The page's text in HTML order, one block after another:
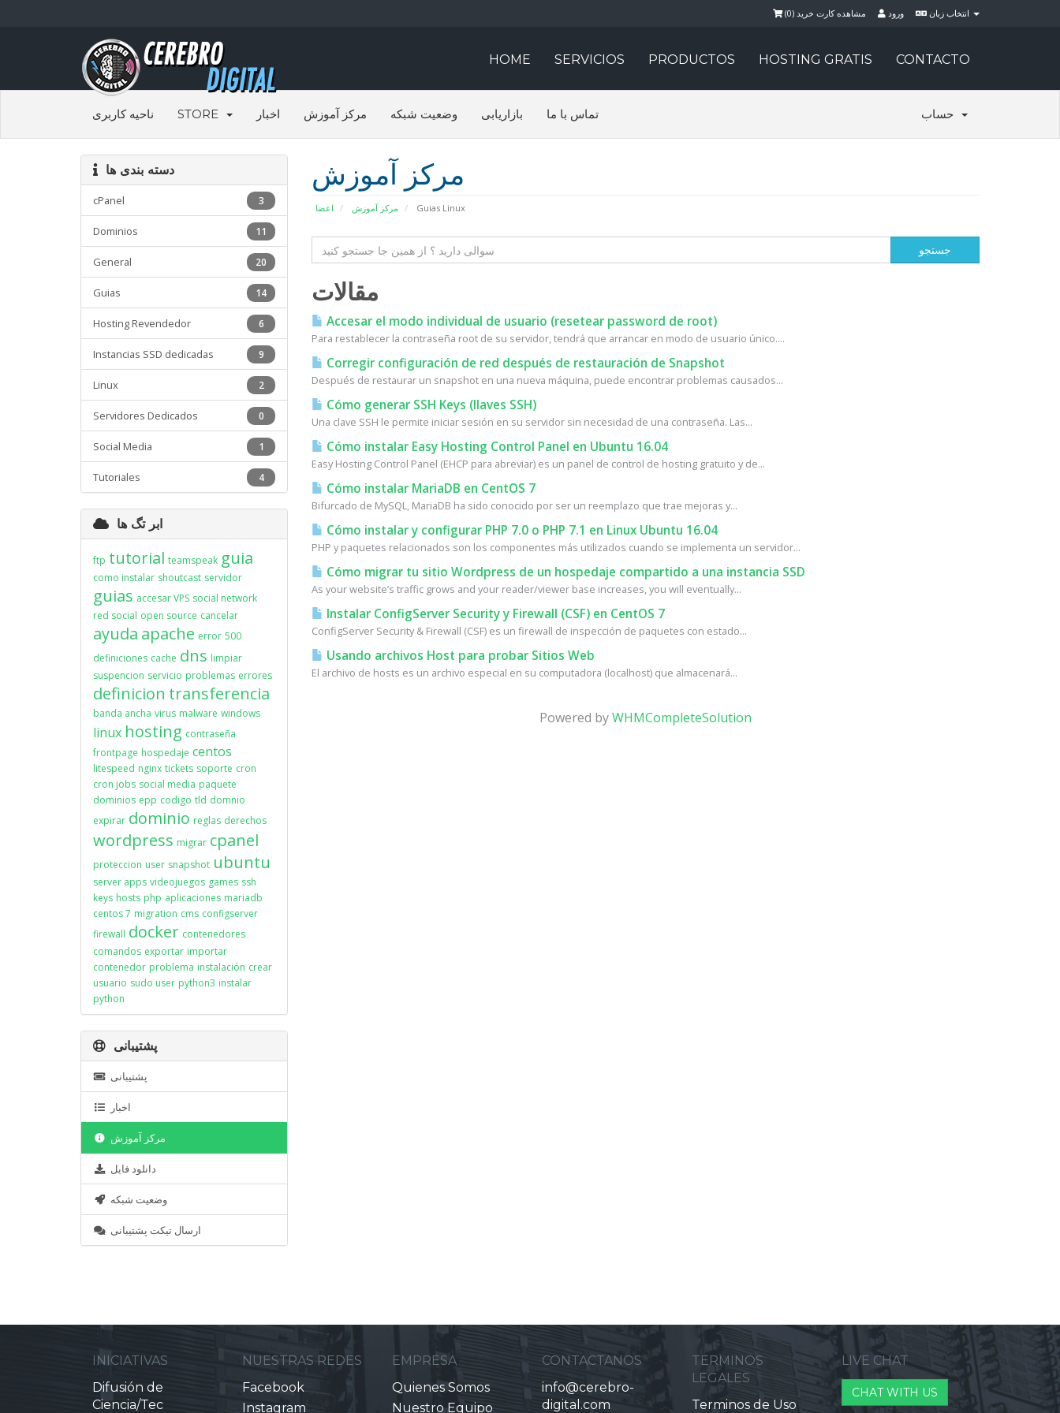
ورود مشاهده کارت خرید (0
)
HOME SERVICIOS PRODUCTOS HOSTING GRATIS CONTACTO
ناحیه کاربری STORE اخبار مرکز آموزش وضعیت شبکه بازاریابی تماس با ما
مرکز آموزش
اعضا مرکز آموزش Guias Linux
دسته بندی ها
3
cPanel
11
Dominios
20
General
14
Guias
6
Hosting Revendedor
9
Instancias SSD dedicadas
2
Linux
0
Servidores Dedicados
1
Social Media
4
Tutoriales
مقالات
Accesar el modo individual de usuario (resetear password de root)
Para restablecer la contraseña root de su servidor, tendrá que arrancar en modo de usuario único....
Corregir configuración de red después de restauración de Snapshot
Después de restaurar un snapshot en una nueva máquina, puede encontrar problemas causados...
Cómo generar SSH Keys (llaves SSH)
Una clave SSH le permite iniciar sesión en su servidor sin necesidad de una contraseña. Las...
Cómo instalar Easy Hosting Control Panel en Ubuntu 16.04
Easy Hosting Control Panel (EHCP para abreviar) es un panel de control de hosting gratuito y de...
Cómo instalar MariaDB en CentOS 7
Bifurcado de MySQL, MariaDB ha sido conocido por ser un reemplazo que trae mejoras y...
Cómo instalar y configurar PHP 7.0 o PHP 7.1 en Linux Ubuntu 16.04
PHP y paquetes relacionados son los componentes más utilizados cuando se implementa un servidor...
Cómo migrar tu sitio Wordpress de un hospedaje compartido a una instancia SSD
As your website’s traffic grows and your reader/viewer base increases, you will eventually...
Instalar ConfigServer Security y Firewall (CSF) en CentOS 7
ConfigServer Security & Firewall (CSF) es un firewall de inspección de paquetes con estado...
Usando archivos Host para probar Sitios Web
El archivo de hosts es un archivo especial en su computadora (localhost) que almacenará...
Powered byWHMCompleteSolution
ابر تگ ها
ftp tutorial teamspeak guia
como instalar shoutcast servidor
guias accesar VPS social network
red social open source cancelar
ayuda apache error 500
definiciones cache dns limpiar
suspencion servicio problemas errores
definicion transferencia
banda ancha virus malware windows
linux hosting contraseña
frontpage hospedaje centos
litespeed nginx tickets soporte cron
cron jobs social media paquete
dominios epp codigo tld domnio
expirar dominio reglas derechos
wordpress migrar cpanel
proteccion user snapshot ubuntu
server apps videojuegos games ssh
keys hosts php aplicaciones mariadb
centos 7 migration cms configserver
firewall docker contenedores
comandos exportar importar
contenedor problema instalación crear
usuario sudo user python3 instalar
python
پشتیبانی
پشتیبانی
اخبار
مرکز آموزش
دانلود فایل
وضعیت شبکه
ارسال تیکت پشتیبانی
INICIATIVAS
Difusión de
Ciencia/Tec
NUESTRAS REDES
Facebook
Instagram
EMPRESA
Quienes Somos
Nuestro Equipo
CONTACTANOS
info@cerebro-
digital.com
TERMINOS
LEGALES
Terminos de Uso
LIVE CHAT
CHAT WITH US